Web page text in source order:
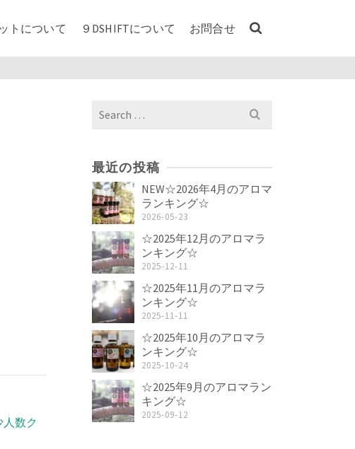
トについて ９DSHIFTについて お問合せ
数ク
Search
for:
最近の投稿
NEW☆2026年4月のアロマ
ランキング☆
2026-05-23
☆2025年12月のアロマラ
ンキング☆
2025-12-11
☆2025年11月のアロマラ
ンキング☆
2025-11-11
☆2025年10月のアロマラ
ンキング☆
2025-10-24
☆2025年9月のアロマラン
キング☆
2025-09-12